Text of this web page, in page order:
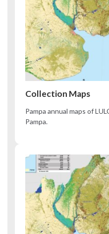
Collection Maps
Pampa annual maps of
Pampa.